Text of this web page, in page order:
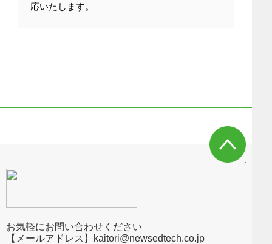
応いたします。
お気軽にお問い合わせください
【メールアドレス】kaitori@newsedtech.co.jp